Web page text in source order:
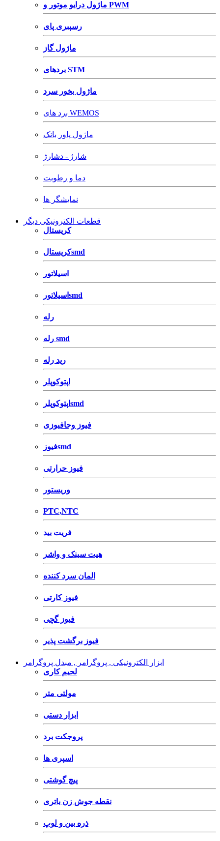
ماژول درایو موتور و PWM
رسپبری پای
ماژول گاز
بردهای STM
ماژول بخور سرد
برد های WEMOS
ماژول پاور بانک
شارژ - دشارژ
دما و رطوبت
نمایشگر ها
قطعات الکترونیکی دیگر
کریستال
کریستالsmd
اسیلاتور
اسیلاتورsmd
رله
رله smd
رید رله
اپتوکوپلر
اپتوکوپلرsmd
فیوز وجافیوزی
فیوزsmd
فیوز حرارتی
وریستور
PTC,NTC
فریت بید
هیت سینک و واشر
المان سرد کننده
فیوز کارتی
فیوز گچی
فیوز برگشت پذیر
ابزار الکترونیکی , پروگرامر , مبدل پروگرامر
لحیم کاری
مولتی متر
ابزار دستی
پروجکت برد
اسپری ها
پیچ گوشتی
نقطه جوش زن باتری
ذره بین و لوپ